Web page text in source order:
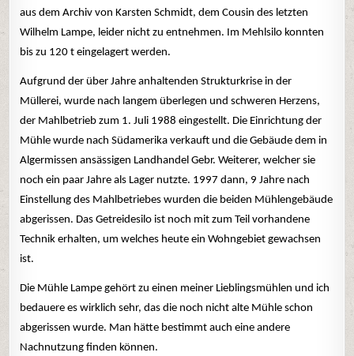
aus dem Archiv von Karsten Schmidt, dem Cousin des letzten
Wilhelm Lampe, leider nicht zu entnehmen. Im Mehlsilo konnten
bis zu 120 t eingelagert werden.
Aufgrund der über Jahre anhaltenden Strukturkrise in der
Müllerei, wurde nach langem überlegen und schweren Herzens,
der Mahlbetrieb zum 1. Juli 1988 eingestellt. Die Einrichtung der
Mühle wurde nach Südamerika verkauft und die Gebäude dem in
Algermissen ansässigen Landhandel Gebr. Weiterer, welcher sie
noch ein paar Jahre als Lager nutzte. 1997 dann, 9 Jahre nach
Einstellung des Mahlbetriebes wurden die beiden Mühlengebäude
abgerissen. Das Getreidesilo ist noch mit zum Teil vorhandene
Technik erhalten, um welches heute ein Wohngebiet gewachsen
ist.
Die Mühle Lampe gehört zu einen meiner Lieblingsmühlen und ich
bedauere es wirklich sehr, das die noch nicht alte Mühle schon
abgerissen wurde. Man hätte bestimmt auch eine andere
Nachnutzung finden können.